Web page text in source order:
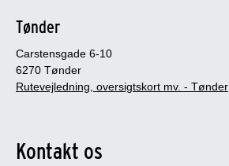
Tønder
Carstensgade 6-10
6270 Tønder
Rutevejledning, oversigtskort mv. - Tønder
Kontakt os